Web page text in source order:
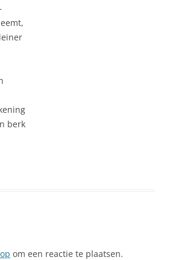
berk
om een reactie te plaatsen.